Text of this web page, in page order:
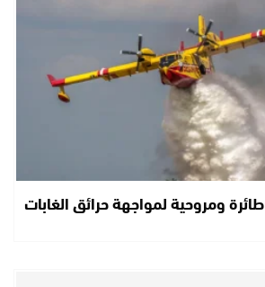
المغرب يحشد 25 طائرة ومروحية لمواجهة حرائق الغابات